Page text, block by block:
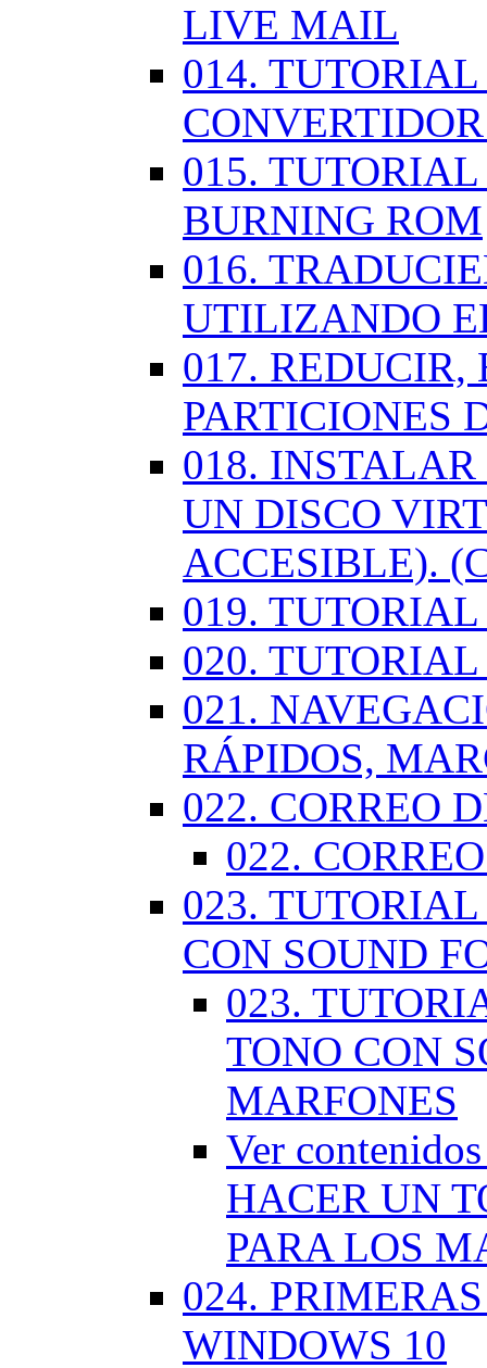
LIVE MAIL
014.
015.
BURNING ROM
016.
UTILIZANDO
017. REDUCIR,
PARTICIONES
018.
UN DISCO
ACCESIBLE).
019.
020.
021.
RÁPIDOS,
022. CORREO
022.
023.
CON SOUND
023.
TONO CON
MARFONES
Ver
HACER UN
PARA LOS
024.
WINDOWS 10